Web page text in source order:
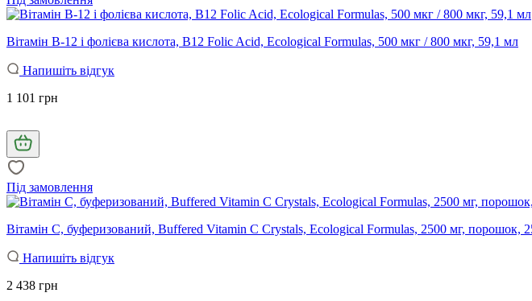
Вітамін В-12 і фолієва кислота, B12 Folic Acid, Ecological Formulas, 500 мкг / 800 мкг, 59,1 мл
Напишіть відгук
1 101 грн
Під замовлення
Вітамін С, буферизований, Buffered Vitamin C Crystals, Ecological Formulas, 2500 мг, порошок,
Напишіть відгук
2 438 грн